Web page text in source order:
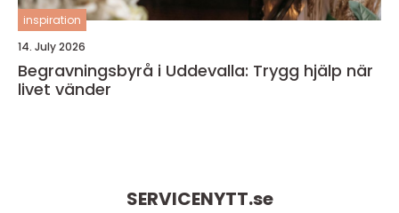
inspiration
14. July 2026
Begravningsbyrå i Uddevalla: Trygg hjälp när
livet vänder
SERVICENYTT.se